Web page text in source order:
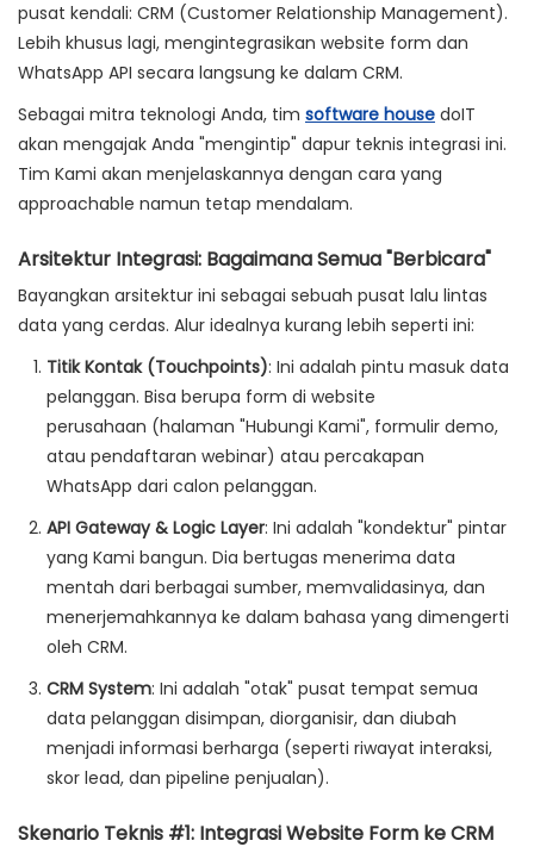
pusat kendali: CRM (Customer Relationship Management).
Lebih khusus lagi, mengintegrasikan website form dan
WhatsApp API secara langsung ke dalam CRM.
Sebagai mitra teknologi Anda, tim software house doIT
akan mengajak Anda "mengintip" dapur teknis integrasi ini.
Tim Kami akan menjelaskannya dengan cara yang
approachable namun tetap mendalam.
Arsitektur Integrasi: Bagaimana Semua "Berbicara"
Bayangkan arsitektur ini sebagai sebuah pusat lalu lintas
data yang cerdas. Alur idealnya kurang lebih seperti ini:
Titik Kontak (Touchpoints): Ini adalah pintu masuk data
pelanggan. Bisa berupa form di website
perusahaan (halaman "Hubungi Kami", formulir demo,
atau pendaftaran webinar) atau percakapan
WhatsApp dari calon pelanggan.
API Gateway & Logic Layer: Ini adalah "kondektur" pintar
yang Kami bangun. Dia bertugas menerima data
mentah dari berbagai sumber, memvalidasinya, dan
menerjemahkannya ke dalam bahasa yang dimengerti
oleh CRM.
CRM System: Ini adalah "otak" pusat tempat semua
data pelanggan disimpan, diorganisir, dan diubah
menjadi informasi berharga (seperti riwayat interaksi,
skor lead, dan pipeline penjualan).
Skenario Teknis #1: Integrasi Website Form ke CRM